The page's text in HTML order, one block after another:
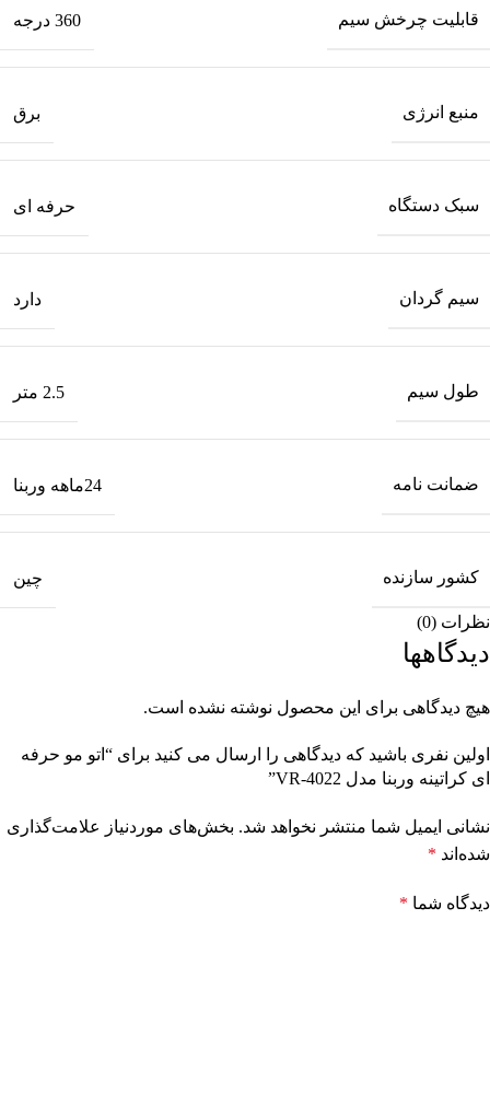
قابلیت چرخش سیم 360 درجه
منبع انرژی برق
سبک دستگاه حرفه ای
سیم گردان دارد
طول سیم 2.5 متر
ضمانت نامه 24ماهه وربنا
کشور سازنده چین
نظرات (0)
دیدگاهها
هیچ دیدگاهی برای این محصول نوشته نشده است.
اولین نفری باشید که دیدگاهی را ارسال می کنید برای “اتو مو حرفه
ای کراتینه وربنا مدل VR-4022”
نشانی ایمیل شما منتشر نخواهد شد. بخش‌های موردنیاز علامت‌گذاری
شده‌اند *
دیدگاه شما *